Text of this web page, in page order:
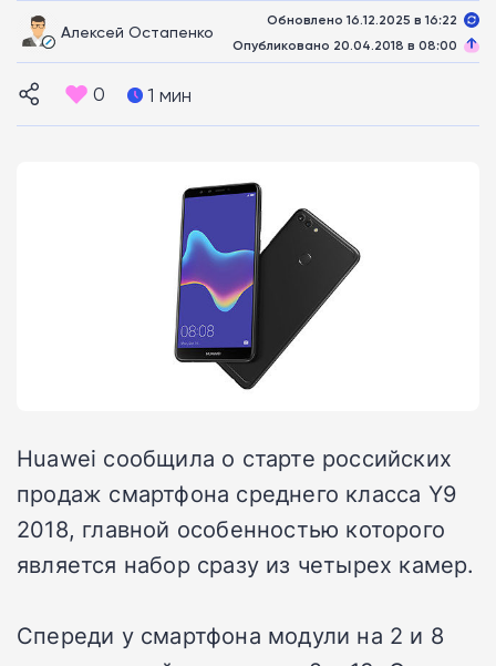
Алексей Остапенко
Обновлено 16.12.2025 в 16:22
Опубликовано 20.04.2018 в 08:00
0 1 мин
Huawei сообщила о старте российских
продаж смартфона среднего класса Y9
2018, главной особенностью которого
является набор сразу из четырех камер.
Спереди у смартфона модули на 2 и 8